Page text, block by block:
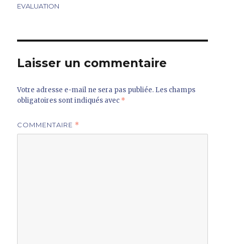
EVALUATION
Laisser un commentaire
Votre adresse e-mail ne sera pas publiée. Les champs
obligatoires sont indiqués avec *
COMMENTAIRE *